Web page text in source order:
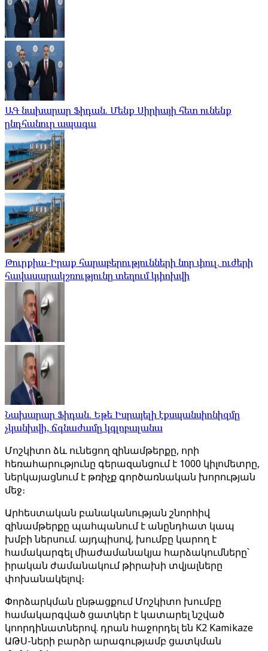
ԱԳ նախարար Ֆիդան. Մենք Սիրիայի հետ ունենք
ընդհանուր ապագա
Թուրքիա-Իրաք հարաբերությունների նոր փուլ. ուժերի
հավասարակշռությունը տեղում կփոխվի
Նախարար Ֆիդան. Եթե Իսրայելի էքսպանսիոնիզմը
չկանխվի, ճգնաժամը կգլոբալանա
Մոշկիտո ձև ունեցող զինամթերքը, որի
հեռահարությունը գերազանցում է 1000 կիլոմետրը,
ներկայացնում է թռիչք գործառնական խորության
մեջ։
Արհեստական ​​բանականության շնորհիվ
զինամթերքը պահպանում է անընդհատ կապ
խմբի ներսում. այդպիսով, խումբը կարող է
համակարգել միաժամանակյա հարձակումները՝
իրական ժամանակում թիրախի տվյալները
փոխանակելով։
Փորձարկման ընթացքում Մոշկիտո խումբը
համակարգված ցատկեր է կատարել նշված
կոորդինատներով. դրան հաջորդել են K2 Kamikaze
ԱԹՍ-ների բարձր արագությամբ ցատկման